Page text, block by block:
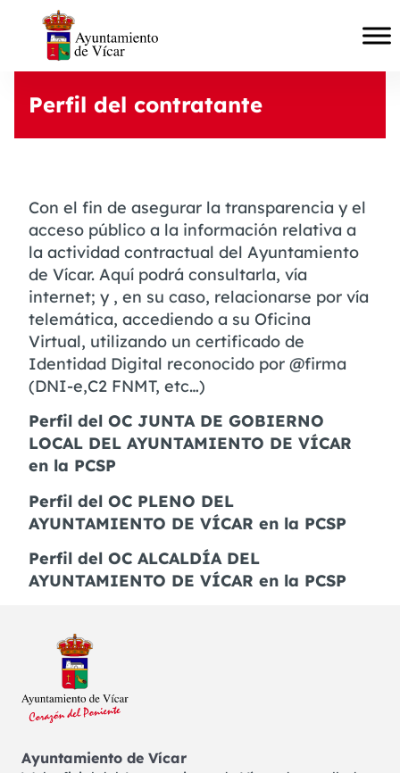
Perfil del contratante
Con el fin de asegurar la transparencia y el
acceso público a la información relativa a
la actividad contractual del Ayuntamiento
de Vícar. Aquí podrá consultarla, vía
internet; y , en su caso, relacionarse por vía
telemática, accediendo a su Oficina
Virtual, utilizando un certificado de
Identidad Digital reconocido por @firma
(DNI-e,C2 FNMT, etc…)
Perfil del OC JUNTA DE GOBIERNO
LOCAL DEL AYUNTAMIENTO DE VÍCAR
en la PCSP
Perfil del OC PLENO DEL
AYUNTAMIENTO DE VÍCAR en la PCSP
Perfil del OC ALCALDÍA DEL
AYUNTAMIENTO DE VÍCAR en la PCSP
Ayuntamiento de Vícar